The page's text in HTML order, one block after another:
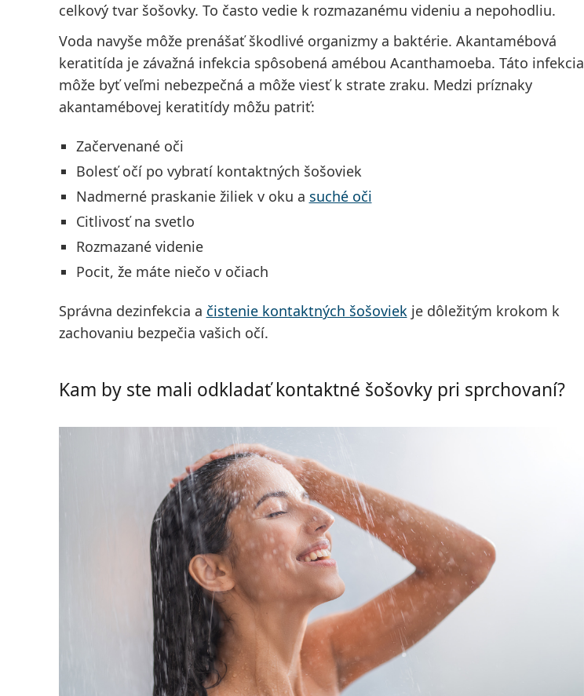
celkový tvar šošovky. To často vedie k rozmazanému videniu a nepohodliu.
Voda navyše môže prenášať škodlivé organizmy a baktérie. Akantamébová
keratitída je závažná infekcia spôsobená amébou Acanthamoeba. Táto infekcia
môže byť veľmi nebezpečná a môže viesť k strate zraku. Medzi príznaky
akantamébovej keratitídy môžu patriť:
Začervenané oči
Bolesť očí po vybratí kontaktných šošoviek
Nadmerné praskanie žiliek v oku a suché oči
Citlivosť na svetlo
Rozmazané videnie
Pocit, že máte niečo v očiach
Správna dezinfekcia a čistenie kontaktných šošoviekje dôležitým krokom k
zachovaniu bezpečia vašich očí.
Kam by ste mali odkladať kontaktné šošovky pri sprchovaní?